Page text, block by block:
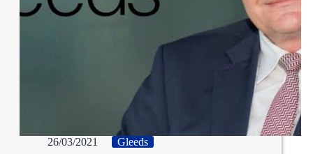
26/03/2021 Gleeds